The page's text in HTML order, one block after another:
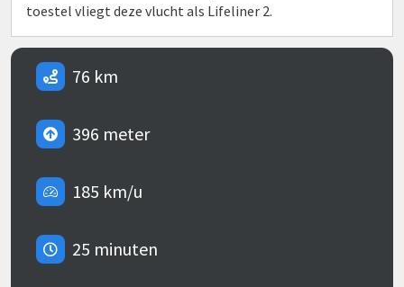
toestel vliegt deze vlucht als Lifeliner 2.
76 km
396 meter
185 km/u
25 minuten